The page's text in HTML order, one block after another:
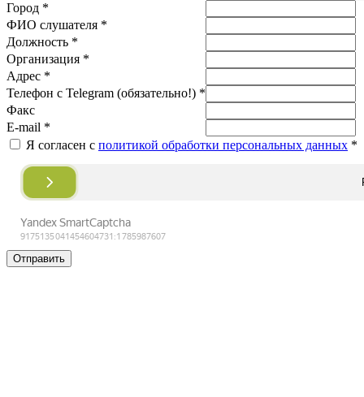
Город *
ФИО слушателя *
Должность *
Организация *
Адрес *
Телефон с Telegram (обязательно!) *
Факс
E-mail *
Я согласен с политикой обработки персональных данных *
Отправить